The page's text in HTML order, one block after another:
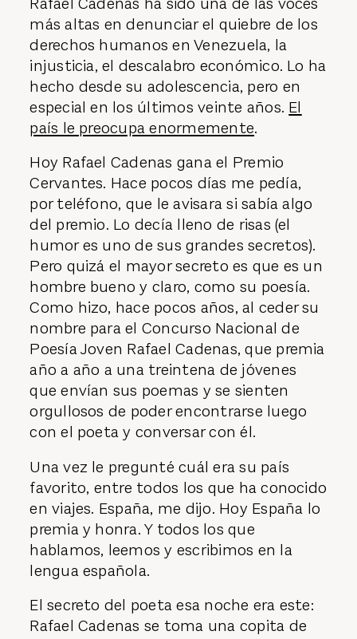
más altas en denunciar el quiebre de los
derechos humanos en Venezuela, la
injusticia, el descalabro económico. Lo ha
hecho desde su adolescencia, pero en
especial en los últimos veinte años. El
país le preocupa enormemente.
Hoy Rafael Cadenas gana el Premio
Cervantes. Hace pocos días me pedía,
por teléfono, que le avisara si sabía algo
del premio. Lo decía lleno de risas (el
humor es uno de sus grandes secretos).
Pero quizá el mayor secreto es que es un
hombre bueno y claro, como su poesía.
Como hizo, hace pocos años, al ceder su
nombre para el Concurso Nacional de
Poesía Joven Rafael Cadenas, que premia
año a año a una treintena de jóvenes
que envían sus poemas y se sienten
orgullosos de poder encontrarse luego
con el poeta y conversar con él.
Una vez le pregunté cuál era su país
favorito, entre todos los que ha conocido
en viajes. España, me dijo. Hoy España lo
premia y honra. Y todos los que
hablamos, leemos y escribimos en la
lengua española.
El secreto del poeta esa noche era este:
Rafael Cadenas se toma una copita de